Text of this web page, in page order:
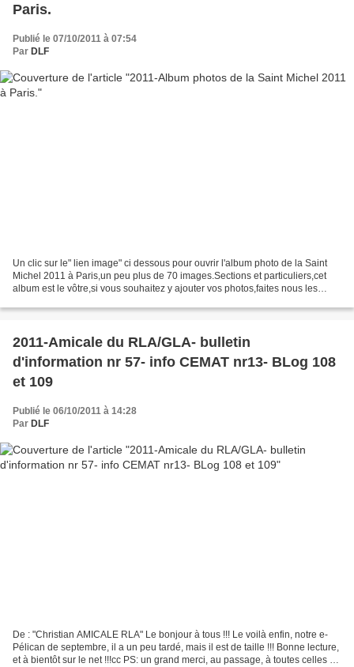
Paris.
Publié le 07/10/2011 à 07:54
Par DLF
Un clic sur le" lien image" ci dessous pour ouvrir l'album photo de la Saint
Michel 2011 à Paris,un peu plus de 70 images.Sections et particuliers,cet
album est le vôtre,si vous souhaitez y ajouter vos photos,faites nous les
2011-Amicale du RLA/GLA- bulletin
d'information nr 57- info CEMAT nr13- BLog 108
et 109
Publié le 06/10/2011 à 14:28
Par DLF
De : "Christian AMICALE RLA" Le bonjour à tous !!! Le voilà enfin, notre e-
Pélican de septembre, il a un peu tardé, mais il est de taille !!! Bonne lecture,
et à bientôt sur le net !!!cc PS: un grand merci, au passage, à toutes celles et